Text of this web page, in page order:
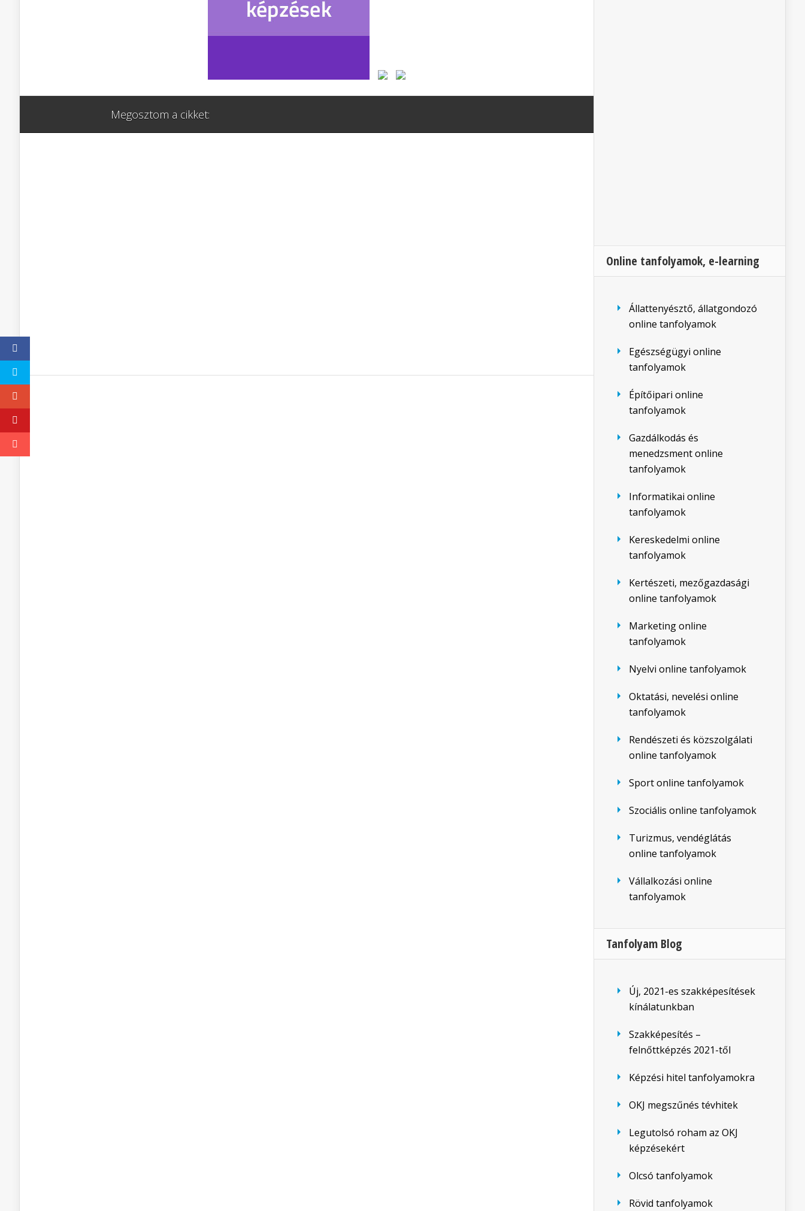
Megosztom a cikket:
Online tanfolyamok, e-learning
Állattenyésztő, állatgondozó
online tanfolyamok
Egészségügyi online
tanfolyamok
Építőipari online
tanfolyamok
Gazdálkodás és
menedzsment online
tanfolyamok
Informatikai online
tanfolyamok
Kereskedelmi online
tanfolyamok
Kertészeti, mezőgazdasági
online tanfolyamok
Marketing online
tanfolyamok
Nyelvi online tanfolyamok
Oktatási, nevelési online
tanfolyamok
Rendészeti és közszolgálati
online tanfolyamok
Sport online tanfolyamok
Szociális online tanfolyamok
Turizmus, vendéglátás
online tanfolyamok
Vállalkozási online
tanfolyamok
Tanfolyam Blog
Új, 2021-es szakképesítések
kínálatunkban
Szakképesítés –
felnőttképzés 2021-től
Képzési hitel tanfolyamokra
OKJ megszűnés tévhitek
Legutolsó roham az OKJ
képzésekért
Olcsó tanfolyamok
Rövid tanfolyamok